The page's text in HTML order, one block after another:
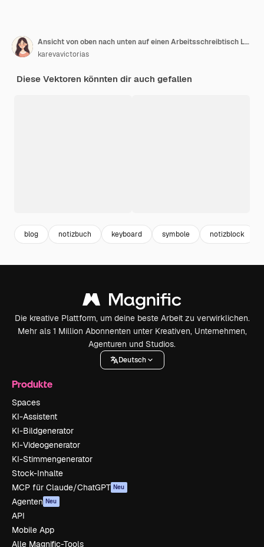
Ansicht von oben nach unten auf einen Arbeitsschreibtisch Layout-Vektordarstellung Leerer Notizblock zum Schreiben auf einer Spirale auf blauem Hintergrund flach gelegt
karevavictorias
Diese Vektoren könnten dir auch gefallen
blog notizbuch keyboard symbole notizblock
Die kreative Plattform, um deine beste Arbeit zu verwirklichen.
Mehr als 1 Million Abonnenten unter Kreativen, Unternehmen,
Agenturen und Studios.
Deutsch
Produkte
Spaces
KI-Assistent
KI-Bildgenerator
KI-Videogenerator
KI-Stimmengenerator
Stock-Inhalte
MCP für Claude/ChatGPT Neu
Agenten Neu
API
Mobile App
Alle Magnific-Tools